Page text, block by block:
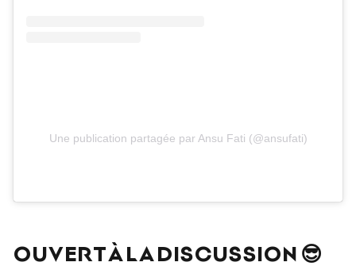
Une publication partagée par Ansu Fati (@ansufati)
OUVERT À LA DISCUSSION 😎